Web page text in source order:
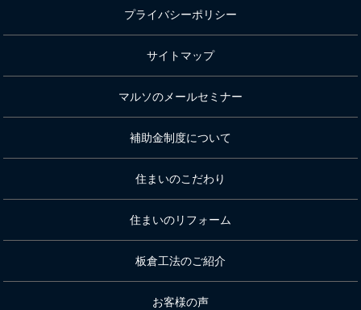
プライバシーポリシー
サイトマップ
マルソのメールセミナー
補助金制度について
住まいのこだわり
住まいのリフォーム
板倉工法のご紹介
お客様の声